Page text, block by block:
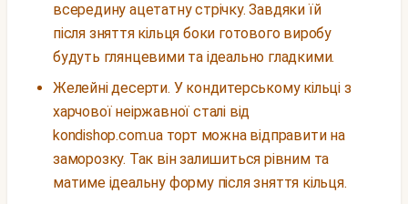
всередину ацетатну стрічку. Завдяки їй
після зняття кільця боки готового виробу
будуть глянцевими та ідеально гладкими.
Желейні десерти. У кондитерському кільці з
харчової неіржавної сталі від
kondishop.com.ua торт можна відправити на
заморозку. Так він залишиться рівним та
матиме ідеальну форму після зняття кільця.